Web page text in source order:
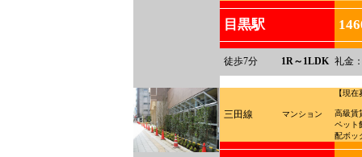
目黒駅
徒歩7分 1R～1LDK 礼金
三田線 マンション
【現
高級賃
ペット
配ボッ